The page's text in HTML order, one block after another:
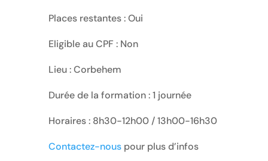
Places restantes : Oui
Eligible au CPF : Non
Lieu : Corbehem
Durée de la formation : 1 journée
Horaires : 8h30-12h00 / 13h00-16h30
Contactez-nouspour plus d’infos